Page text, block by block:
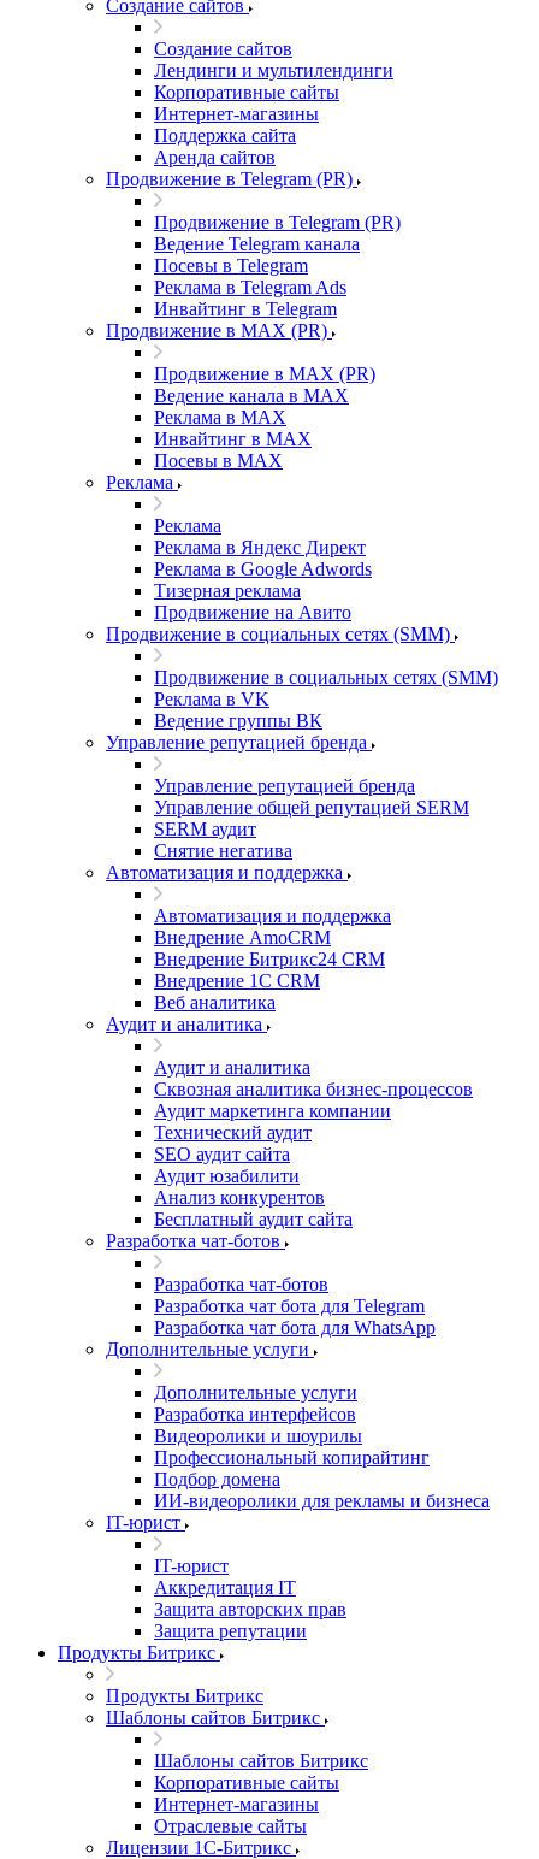
Создание сайтов
Создание сайтов
Лендинги и мультилендинги
Корпоративные сайты
Интернет-магазины
Поддержка сайта
Аренда сайтов
Продвижение в Telegram (PR)
Продвижение в Telegram (PR)
Ведение Telegram канала
Посевы в Telegram
Реклама в Telegram Ads
Инвайтинг в Telegram
Продвижение в MAX (PR)
Продвижение в MAX (PR)
Ведение канала в MAX
Реклама в MAX
Инвайтинг в MAX
Посевы в MAX
Реклама
Реклама
Реклама в Яндекс Директ
Реклама в Google Adwords
Тизерная реклама
Продвижение на Авито
Продвижение в социальных сетях (SMM)
Продвижение в социальных сетях (SMM)
Реклама в VK
Ведение группы ВК
Управление репутацией бренда
Управление репутацией бренда
Управление общей репутацией SERM
SERM аудит
Снятие негатива
Автоматизация и поддержка
Автоматизация и поддержка
Внедрение AmoCRM
Внедрение Битрикс24 CRM
Внедрение 1C CRM
Веб аналитика
Аудит и аналитика
Аудит и аналитика
Сквозная аналитика бизнес-процессов
Аудит маркетинга компании
Технический аудит
SEO аудит сайта
Аудит юзабилити
Анализ конкурентов
Бесплатный аудит сайта
Разработка чат-ботов
Разработка чат-ботов
Разработка чат бота для Telegram
Разработка чат бота для WhatsApp
Дополнительные услуги
Дополнительные услуги
Разработка интерфейсов
Видеоролики и шоурилы
Профессиональный копирайтинг
Подбор домена
ИИ-видеоролики для рекламы и бизнеса
IT-юрист
IT-юрист
Аккредитация IT
Защита авторских прав
Защита репутации
Продукты Битрикс
Продукты Битрикс
Шаблоны сайтов Битрикс
Шаблоны сайтов Битрикс
Корпоративные сайты
Интернет-магазины
Отраслевые сайты
Лицензии 1С-Битрикс